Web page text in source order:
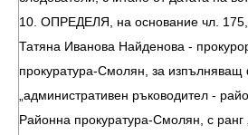
10. ОПРЕДЕЛЯ, на основание чл. 175,
Татяна Иванова Найденова -
прокуратура-Смолян, за изпълняващ
„административен ръководител -
Районна прокуратура-Смолян, с ранг